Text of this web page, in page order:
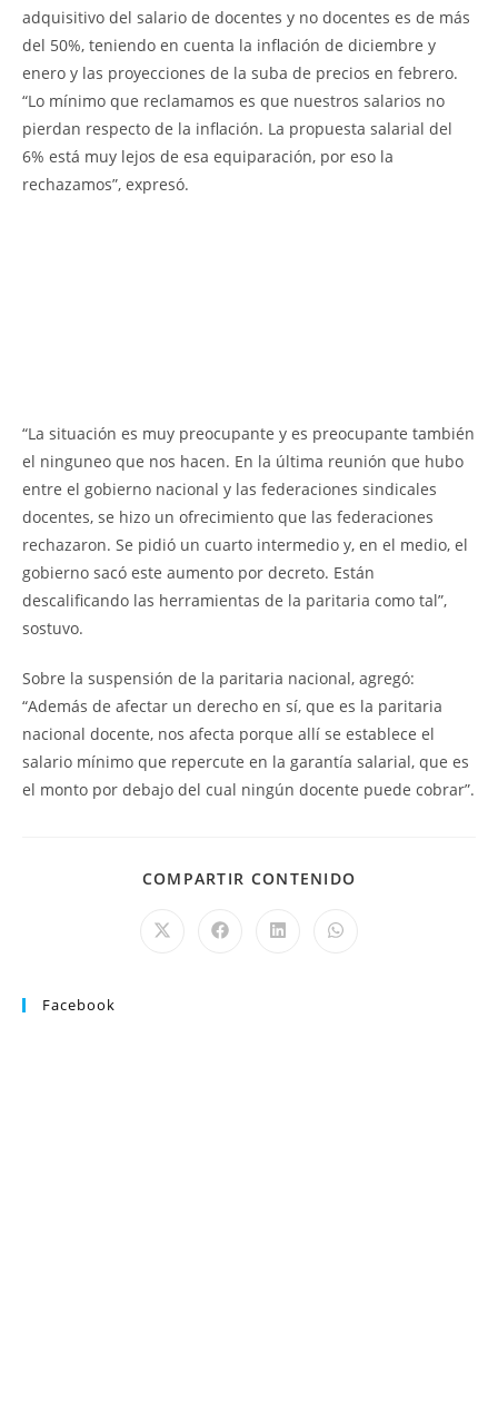
adquisitivo del salario de docentes y no docentes es de más
del 50%, teniendo en cuenta la inflación de diciembre y
enero y las proyecciones de la suba de precios en febrero.
“Lo mínimo que reclamamos es que nuestros salarios no
pierdan respecto de la inflación. La propuesta salarial del
6% está muy lejos de esa equiparación, por eso la
rechazamos”, expresó.
“La situación es muy preocupante y es preocupante también
el ninguneo que nos hacen. En la última reunión que hubo
entre el gobierno nacional y las federaciones sindicales
docentes, se hizo un ofrecimiento que las federaciones
rechazaron. Se pidió un cuarto intermedio y, en el medio, el
gobierno sacó este aumento por decreto. Están
descalificando las herramientas de la paritaria como tal”,
sostuvo.
Sobre la suspensión de la paritaria nacional, agregó:
“Además de afectar un derecho en sí, que es la paritaria
nacional docente, nos afecta porque allí se establece el
salario mínimo que repercute en la garantía salarial, que es
el monto por debajo del cual ningún docente puede cobrar”.
COMPARTIR CONTENIDO
Facebook